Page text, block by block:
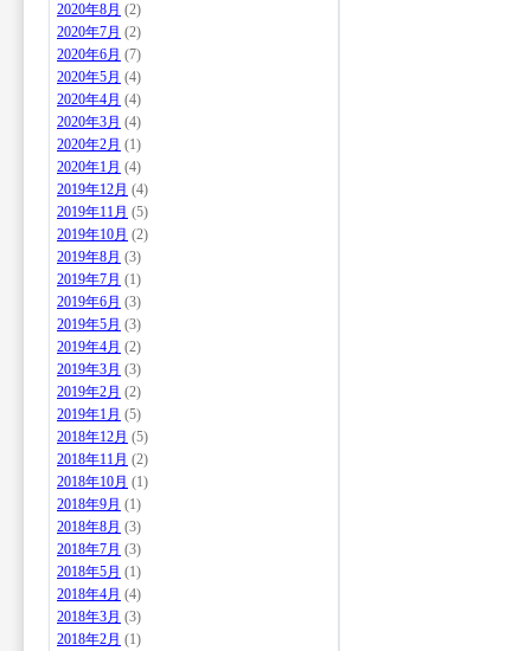
2020年8月 (2)
2020年7月 (2)
2020年6月 (7)
2020年5月 (4)
2020年4月 (4)
2020年3月 (4)
2020年2月 (1)
2020年1月 (4)
2019年12月 (4)
2019年11月 (5)
2019年10月 (2)
2019年8月 (3)
2019年7月 (1)
2019年6月 (3)
2019年5月 (3)
2019年4月 (2)
2019年3月 (3)
2019年2月 (2)
2019年1月 (5)
2018年12月 (5)
2018年11月 (2)
2018年10月 (1)
2018年9月 (1)
2018年8月 (3)
2018年7月 (3)
2018年5月 (1)
2018年4月 (4)
2018年3月 (3)
2018年2月 (1)